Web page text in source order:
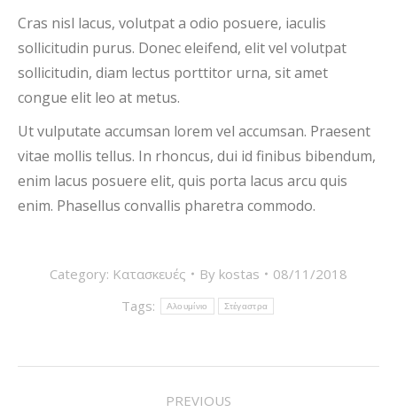
Cras nisl lacus, volutpat a odio posuere, iaculis
sollicitudin purus. Donec eleifend, elit vel volutpat
sollicitudin, diam lectus porttitor urna, sit amet
congue elit leo at metus.
Ut vulputate accumsan lorem vel accumsan. Praesent
vitae mollis tellus. In rhoncus, dui id finibus bibendum,
enim lacus posuere elit, quis porta lacus arcu quis
enim. Phasellus convallis pharetra commodo.
Category: Κατασκευές By kostas
08/11/2018
Tags:
Αλουμίνιο Στέγαστρα
PREVIOUS